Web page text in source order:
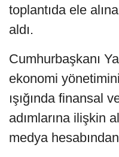
toplantıda ele
aldı.
Cumhurbaşkanı
ekonomi
ışığında finansal
adımlarına ilişkin
medya